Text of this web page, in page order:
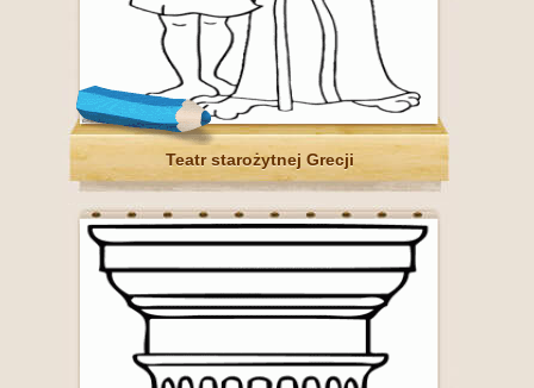
Teatr starożytnej Grecji